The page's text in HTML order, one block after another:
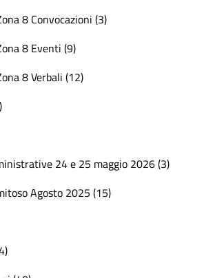
8 Convocazioni (3)
8 Eventi (9)
8 Verbali (12)
24 e 25 maggio 2026 (3)
Agosto 2025 (15)